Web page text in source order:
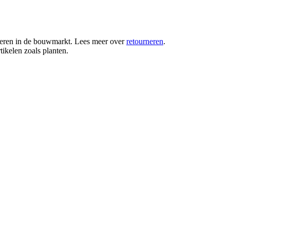
in de bouwmarkt. Lees meer overretourneren.
zoals planten.